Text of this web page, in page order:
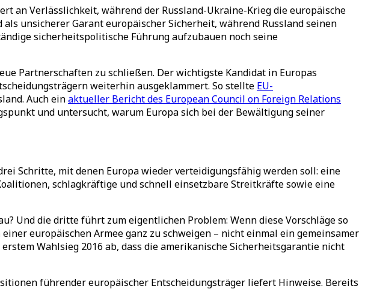
an Verlässlichkeit, während der Russland-Ukraine-Krieg die europäische
unsicherer Garant europäischer Sicherheit, während Russland seinen
sicherheitspolitische Führung aufzubauen noch seine
Partnerschaften zu schließen. Der wichtigste Kandidat in Europas
weiterhin ausgeklammert. So stellte EU-
Auch einaktueller Bericht des European Council on Foreign Relations
und untersucht, warum Europa sich bei der Bewältigung seiner
Schritte, mit denen Europa wieder verteidigungsfähig werden soll: eine
schlagkräftige und schnell einsetzbare Streitkräfte sowie eine
Und die dritte führt zum eigentlichen Problem: Wenn diese Vorschläge so
europäischen Armee ganz zu schweigen – nicht einmal ein gemeinsamer
Wahlsieg 2016 ab, dass die amerikanische Sicherheitsgarantie nicht
führender europäischer Entscheidungsträger liefert Hinweise. Bereits